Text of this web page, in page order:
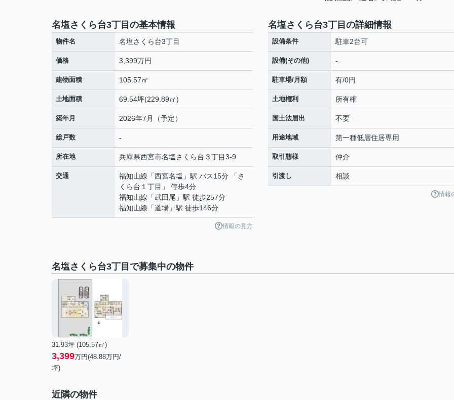
名塩さくら台3丁目の基本情報
物件名 名塩さくら台3丁目
価格 3,399万円
建物面積 105.57㎡
土地面積 69.54坪(229.89㎡)
築年月 2026年7月（予定）
総戸数 -
所在地 兵庫県西宮市名塩さくら台 ３丁目3-9
交通 福知山線 「西宮名塩 」駅 バス15分 「さ
くら台１丁目」 停歩4分
福知山線 「武田尾 」駅 徒歩257分
福知山線 「道場 」駅 徒歩146分
情報の見方
名塩さくら台3丁目の詳細情報
設備条件 駐車2台可
設備(その他) -
駐車場/月額 有/0円
土地権利 所有権
国土法届出 不要
用途地域 第一種低層住居専用
取引態様 仲介
引渡し 相談
情報
名塩さくら台3丁目で募集中の物件
31.93坪 (105.57㎡)
3,399万円(48.88万円/
坪)
近隣の物件